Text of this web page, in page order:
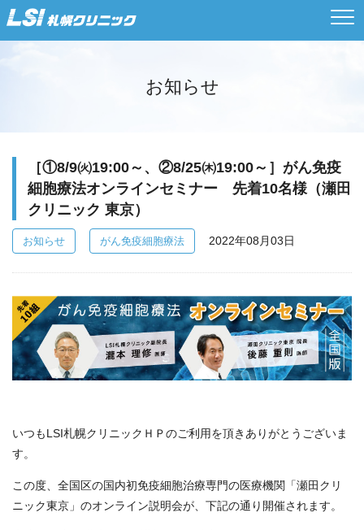
お知らせ
［①8/9㈫19:00～、②8/25㈭19:00～］がん免疫
細胞療法オンラインセミナー 先着10名様（瀬田
クリニック 東京）
お知らせ がん免疫細胞療法 2022年08月03日
いつもLSI札幌クリニックＨＰのご利用を頂きありがとうございま
す。
この度、全国区の国内初免疫細胞治療専門の医療機関「瀬田クリ
ニック東京」のオンライン説明会が、下記の通り開催されます。